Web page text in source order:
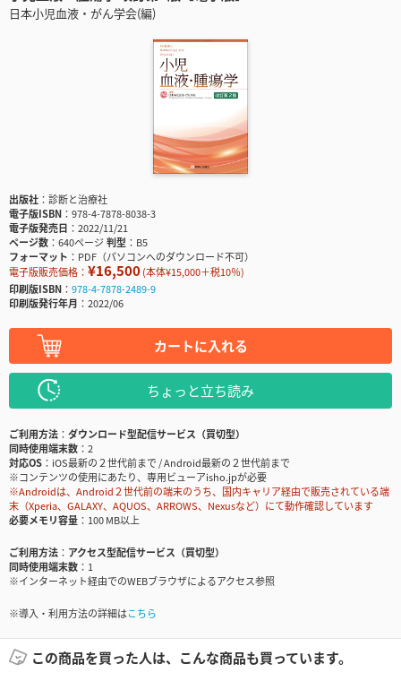
日本小児血液・がん学会(編)
出版社
診断と治療社
電子版ISBN
978-4-7878-8038-3
電子版発売日
2022/11/21
ページ数
640ページ判型
B5
フォーマット
PDF（パソコンへのダウンロード不可）
電子版販売価格： ¥16,500(本体¥15,000＋税10％)
印刷版ISBN
978-4-7878-2489-9
印刷版発行年月
2022/06
カートに入れる
ちょっと立ち読み
ご利用方法
ダウンロード型配信サービス（買切型）
同時使用端末数
2
対応OS
iOS最新の２世代前まで / Android最新の２世代前まで
※コンテンツの使用にあたり、専用ビューアisho.jpが必要
※Androidは、Android２世代前の端末のうち、国内キャリア経由で販売されている端
末（Xperia、GALAXY、AQUOS、ARROWS、Nexusなど）にて動作確認しています
必要メモリ容量
100 MB以上
ご利用方法
アクセス型配信サービス（買切型）
同時使用端末数
1
※インターネット経由でのWEBブラウザによるアクセス参照
※導入・利用方法の詳細はこちら
この商品を買った人は、こんな商品も買っています。